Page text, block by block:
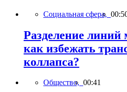
Социальная сфера,
Разделение линий
как избежать
коллапса?
Общество, 00:41